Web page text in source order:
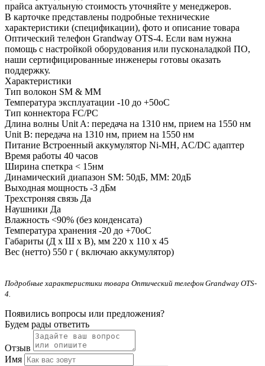
прайса актуальную стоимость уточняйте у менеджеров.
В карточке представлены подробные технические
характеристики (спецификации), фото и описание товара
Оптический телефон Grandway OTS-4. Если вам нужна
помощь с настройкой оборудования или пусконаладкой ПО,
наши сертифицированные инженеры готовы оказать
поддержку.
Характеристики
Тип волокон SM & MM
Температура эксплуатации -10 до +50оС
Тип коннектора FC/PC
Длина волны Unit A: передача на 1310 нм, прием на 1550 нм
Unit B: передача на 1310 нм, прием на 1550 нм
Питание Встроенный аккумулятор Ni-MH, AC/DC адаптер
Время работы 40 часов
Ширина спеткра < 15нм
Динамический диапазон SM: 50дБ, MM: 20дБ
Выходная мощность -3 дБм
Трехстроняя связь Да
Наушники Да
Влажность <90% (без конденсата)
Температура хранения -20 до +70оС
Габариты (Д х Ш х В), мм 220 х 110 х 45
Вес (нетто) 550 г ( включаю аккумулятор)
Подробные характеристики товара Оптический телефон Grandway OTS-
4.
Появились вопросы или предложения?
Будем рады ответить
Отзыв
Имя